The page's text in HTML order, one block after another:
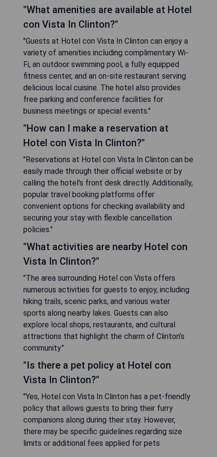
"What amenities are available at Hotel
con Vista In Clinton?"
"Guests at Hotel con Vista In Clinton can enjoy a
variety of amenities including complimentary Wi-
Fi, an outdoor swimming pool, a fully equipped
fitness center, and an on-site restaurant serving
delicious local cuisine. The hotel also provides
free parking and conference facilities for
business meetings or special events."
"How can I make a reservation at
Hotel con Vista In Clinton?"
"Reservations at Hotel con Vista In Clinton can be
easily made through their official website or by
calling the hotel's front desk directly. Additionally,
popular travel booking platforms offer
convenient options for checking availability and
securing your stay with flexible cancellation
policies."
"What activities are nearby Hotel con
Vista In Clinton?"
"The area surrounding Hotel con Vista offers
numerous activities for guests to enjoy, including
hiking trails, scenic parks, and various water
sports along nearby lakes. Guests can also
explore local shops, restaurants, and cultural
attractions that highlight the charm of Clinton’s
community."
"Is there a pet policy at Hotel con
Vista In Clinton?"
"Yes, Hotel con Vista In Clinton has a pet-friendly
policy that allows guests to bring their furry
companions along during their stay. However,
there may be specific guidelines regarding size
limits or additional fees applied for pets